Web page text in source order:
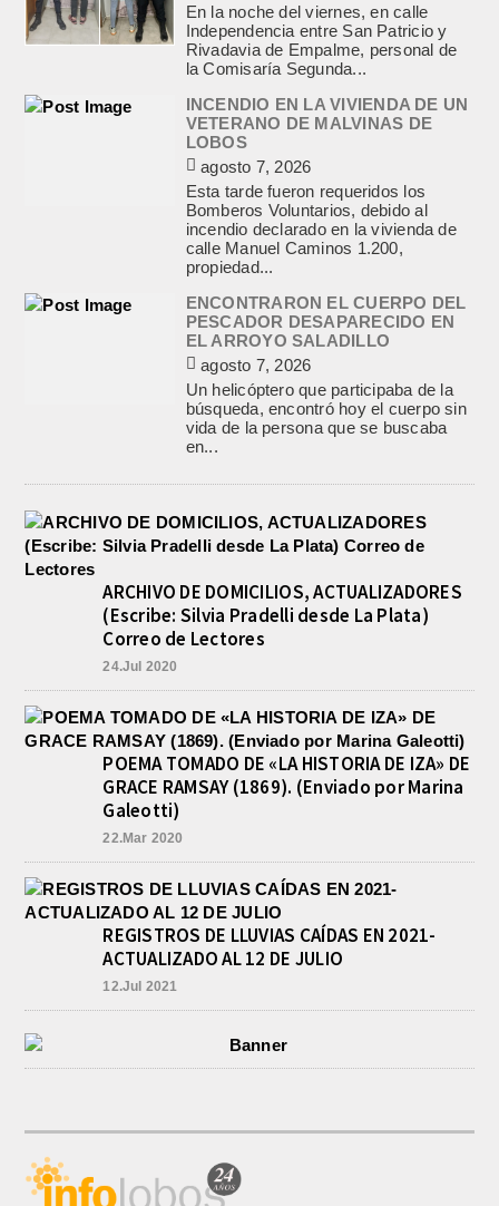
En la noche del viernes, en calle
Independencia entre San Patricio y
Rivadavia de Empalme, personal de
la Comisaría Segunda...
INCENDIO EN LA VIVIENDA DE UN
VETERANO DE MALVINAS DE
LOBOS
agosto 7, 2026
Esta tarde fueron requeridos los
Bomberos Voluntarios, debido al
incendio declarado en la vivienda de
calle Manuel Caminos 1.200,
propiedad...
ENCONTRARON EL CUERPO DEL
PESCADOR DESAPARECIDO EN
EL ARROYO SALADILLO
agosto 7, 2026
Un helicóptero que participaba de la
búsqueda, encontró hoy el cuerpo sin
vida de la persona que se buscaba
en...
ARCHIVO DE DOMICILIOS, ACTUALIZADORES
(Escribe: Silvia Pradelli desde La Plata)
Correo de Lectores
24.Jul 2020
POEMA TOMADO DE «LA HISTORIA DE IZA» DE
GRACE RAMSAY (1869). (Enviado por Marina
Galeotti)
22.Mar 2020
REGISTROS DE LLUVIAS CAÍDAS EN 2021-
ACTUALIZADO AL 12 DE JULIO
12.Jul 2021